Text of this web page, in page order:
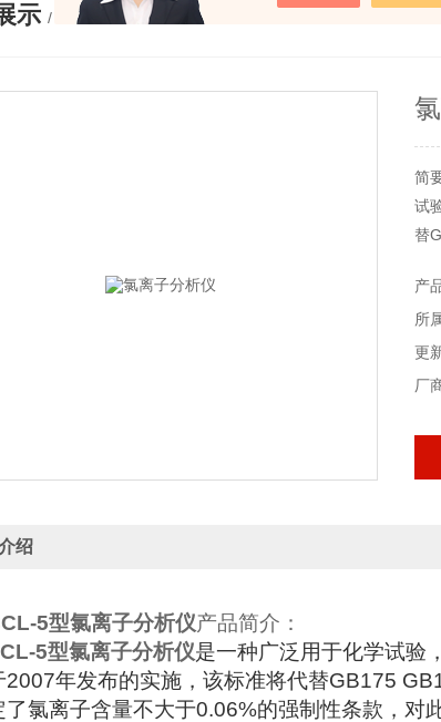
示 / PRODUCTS
简
试
替
标
产
所
更
厂
绍
5型氯离子分析仪产品简介：
5型氯离子分析仪是一种广泛用于化学试验
2007年发布的实施，该标准将代替GB175
了氯离子含量不大于0.06%的强制性条款，对